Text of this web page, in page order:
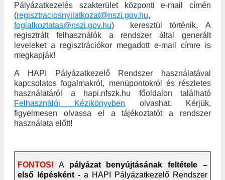
Pályázatkezelés szakterület központi e-mail címén
(regisztraciosnyilatkozat@nszi.gov.hu,
foglalkoztatas@nszi.gov.hu)
keresztül történik. A
regisztrált felhasználók a rendszer által generált
leveleket a regisztrációkor megadott e-mail címre is
megkapják!
A HAPI Pályázatkezelő Rendszer használatával
kapcsolatos fogalmakról, menüpontokról és részletes
használatáról a hapi.nfszk.hu főoldalon található
Felhasználói Kézikönyvben olvashat. Kérjük,
figyelmesen olvassa el a tájékoztatót a rendszer
használata előtt!
FONTOS! A pályázat benyújtásának feltétele –
első lépésként - a HAPI Pályázatkezelő Rendszer